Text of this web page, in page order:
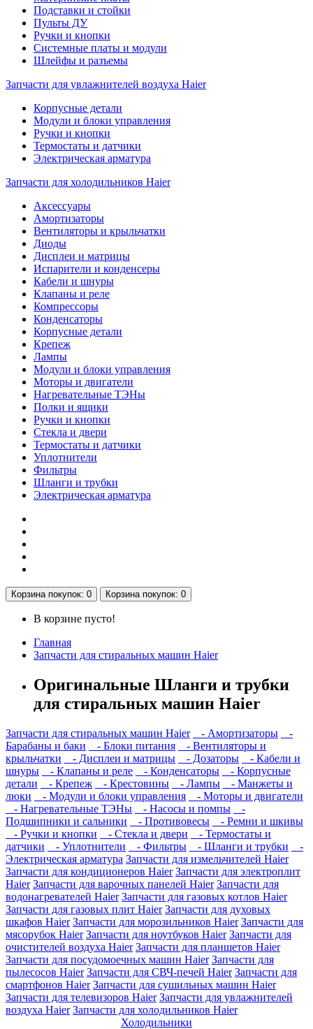
Подставки и стойки
Пульты ДУ
Ручки и кнопки
Системные платы и модули
Шлейфы и разъемы
Запчасти для увлажнителей воздуха Haier
Корпусные детали
Модули и блоки управления
Ручки и кнопки
Термостаты и датчики
Электрическая арматура
Запчасти для холодильников Haier
Аксессуары
Амортизаторы
Вентиляторы и крыльчатки
Диоды
Дисплеи и матрицы
Испарители и конденсеры
Кабели и шнуры
Клапаны и реле
Компрессоры
Конденсаторы
Корпусные детали
Крепеж
Лампы
Модули и блоки управления
Моторы и двигатели
Нагревательные ТЭНы
Полки и ящики
Ручки и кнопки
Стекла и двери
Термостаты и датчики
Уплотнители
Фильтры
Шланги и трубки
Электрическая арматура
Корзинапокупок: 0 Корзинапокупок: 0
В корзине пусто!
Главная
Запчасти для стиральных машин Haier
Оригинальные Шланги и трубки
для стиральных машин Haier
Запчасти для стиральных машин Haier - Амортизаторы
-
Барабаны и баки
- Блоки питания
- Вентиляторы и
крыльчатки
- Дисплеи и матрицы - Дозаторы
- Кабели и
шнуры
- Клапаны и реле - Конденсаторы
- Корпусные
детали
- Крепеж - Крестовины - Лампы
- Манжеты и
люки
- Модули и блоки управления
- Моторы и двигатели
- Нагревательные ТЭНы
- Насосы и помпы
-
Подшипники и сальники
- Противовесы
- Ремни и шкивы
- Ручки и кнопки
- Стекла и двери
- Термостаты и
датчики
- Уплотнители - Фильтры - Шланги и трубки
-
Электрическая арматура Запчасти для измельчителей Haier
Запчасти для кондиционеров Haier Запчасти для электроплит
Haier Запчасти для варочных панелей Haier Запчасти для
водонагревателей Haier Запчасти для газовых котлов Haier
Запчасти для газовых плит Haier Запчасти для духовых
шкафов Haier Запчасти для морозильников Haier Запчасти для
мясорубок Haier Запчасти для ноутбуков Haier Запчасти для
очистителей воздуха Haier Запчасти для планшетов Haier
Запчасти для посудомоечных машин Haier Запчасти для
пылесосов Haier Запчасти для СВЧ-печей Haier Запчасти для
смартфонов Haier Запчасти для сушильных машин Haier
Запчасти для телевизоров Haier Запчасти для увлажнителей
воздуха Haier Запчасти для холодильников Haier
Холодильники